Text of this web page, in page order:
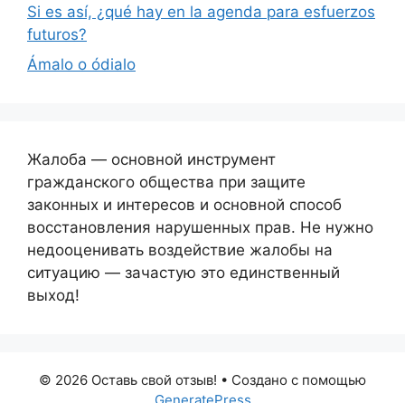
Si es así, ¿qué hay en la agenda para esfuerzos
futuros?
Ámalo o ódialo
Жалоба — основной инструмент
гражданского общества при защите
законных и интересов и основной способ
восстановления нарушенных прав. Не нужно
недооценивать воздействие жалобы на
ситуацию — зачастую это единственный
выход!
© 2026 Оставь свой отзыв! • Создано с помощью